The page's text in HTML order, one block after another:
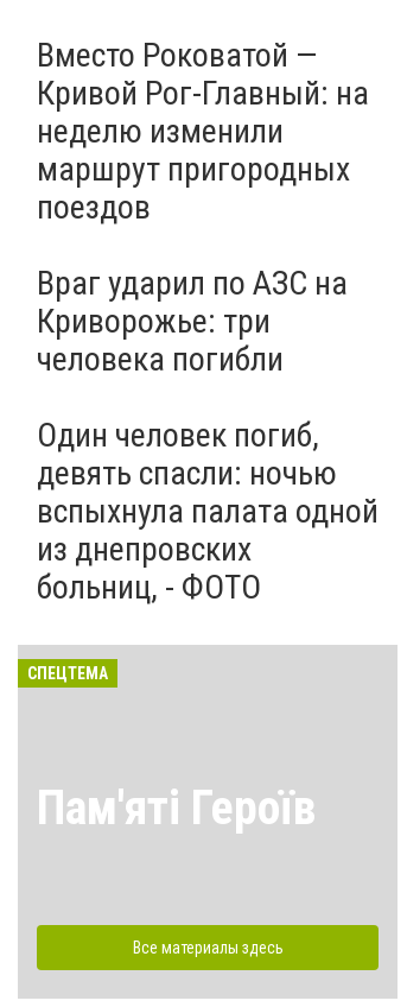
Вместо Роковатой —
Кривой Рог-Главный: на
неделю изменили
маршрут пригородных
поездов
Враг ударил по АЗС на
Криворожье: три
человека погибли
Один человек погиб,
девять спасли: ночью
вспыхнула палата одной
из днепровских
больниц, - ФОТО
СПЕЦТЕМА
Пам'яті Героїв
Все материалы здесь